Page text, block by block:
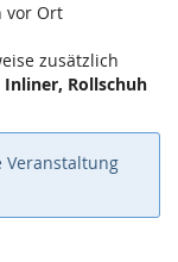
vor Ort
zusätzlich
Rollschuh
Veranstaltung